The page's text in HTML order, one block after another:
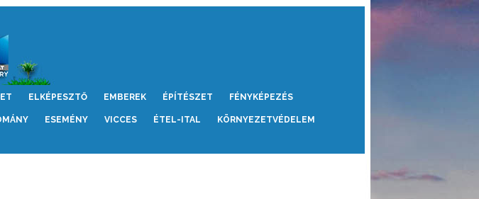
ELKÉPESZTŐ EMBEREK ÉPÍTÉSZET FÉNYKÉPEZÉS
ESEMÉNY VICCES ÉTEL-ITAL KÖRNYEZETVÉDELEM